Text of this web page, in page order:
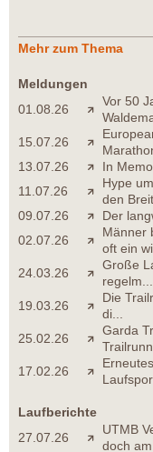
Mehr zum Thema
Meldungen
01.08.26
Vor 50
15.07.26
13.07.26
In
11.07.26
Hype
den
09.07.26
Der
02.07.26
Männer
oft ein
24.03.26
Große
regelm...
19.03.26
Die
di...
25.02.26
Garda
17.02.26
Laufberichte
27.07.26
UTMB
doch